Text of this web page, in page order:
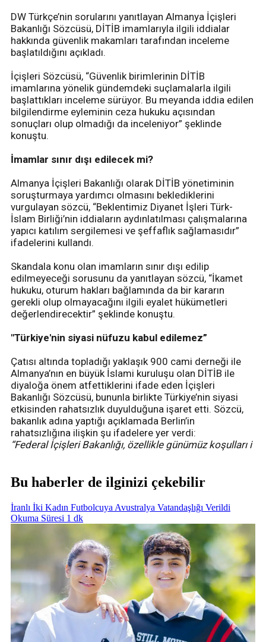
DW Türkçe’nin sorularını yanıtlayan Almanya İçişleri
Bakanlığı Sözcüsü, DİTİB imamlarıyla ilgili iddialar
hakkında güvenlik makamları tarafından inceleme
başlatıldığını açıkladı.
İçişleri Sözcüsü, “Güvenlik birimlerinin DİTİB
imamlarına yönelik gündemdeki suçlamalarla ilgili
başlattıkları inceleme sürüyor. Bu meyanda iddia edilen
bilgilendirme eyleminin ceza hukuku açısından
sonuçları olup olmadığı da inceleniyor” şeklinde
konuştu.
İmamlar sınır dışı edilecek mi?
Almanya İçişleri Bakanlığı olarak DİTİB yönetiminin
soruşturmaya yardımcı olmasını beklediklerini
vurgulayan sözcü, “Beklentimiz Diyanet İşleri Türk-
İslam Birliği’nin iddiaların aydınlatılması çalışmalarına
yapıcı katılım sergilemesi ve şeffaflık sağlamasıdır”
ifadelerini kullandı.
Skandala konu olan imamların sınır dışı edilip
edilmeyeceği sorusunu da yanıtlayan sözcü, “İkamet
hukuku, oturum hakları bağlamında da bir kararın
gerekli olup olmayacağını ilgili eyalet hükümetleri
değerlendirecektir” şeklinde konuştu.
"Türkiye'nin siyasi nüfuzu kabul edilemez”
Çatısı altında topladığı yaklaşık 900 cami derneği ile
Almanya’nın en büyük İslami kuruluşu olan DİTİB ile
diyaloğa önem atfettiklerini ifade eden İçişleri
Bakanlığı Sözcüsü, bununla birlikte Türkiye’nin siyasi
etkisinden rahatsızlık duyulduğuna işaret etti. Sözcü,
bakanlık adına yaptığı açıklamada Berlin’in
rahatsızlığına ilişkin şu ifadelere yer verdi:
“Federal İçişleri Bakanlığı, özellikle günümüz koşulları i
Bu haberler de ilginizi çekebilir
İranlı İki Kadın Futbolcuya Avustralya Vatandaşlığı Verildi
Okuma Süresi 1 dk